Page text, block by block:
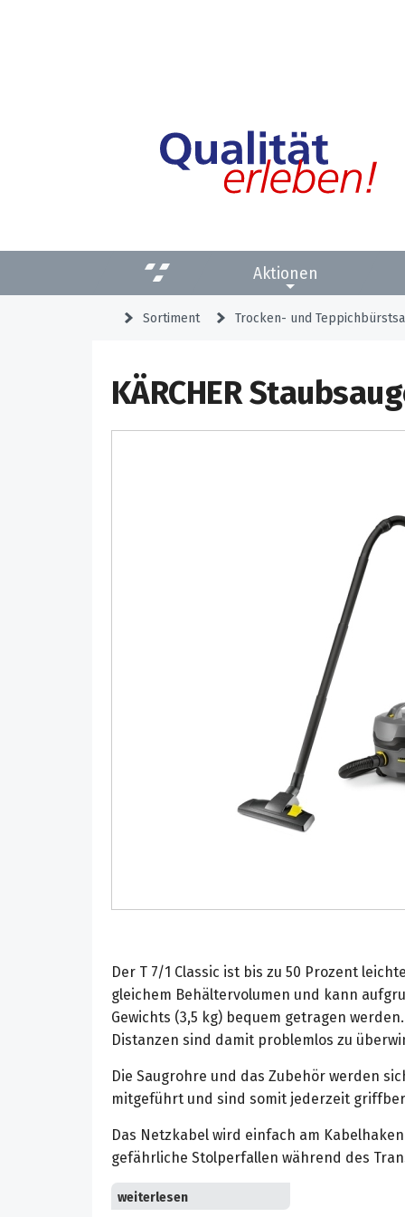
Aktionen
Sortiment Trocken- und
KÄRCHER
Der T 7/1 Classic ist bis zu 50 Prozent
gleichem Behältervolumen und kann
Gewichts (3,5 kg) bequem getragen
Distanzen sind damit problemlos zu
Die Saugrohre und das Zubehör werden
mitgeführt und sind somit jederzeit
Das Netzkabel wird einfach am
gefährliche Stolperfallen während des
Dank der praktischen Zubehörhalterung